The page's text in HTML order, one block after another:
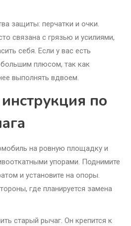
защиты: перчатки и очки.
связана с грязью и усилиями,
себя. Если у вас есть
плюсом, так как
выполнять вдвоем.
по
на ровную площадку и
упорами. Поднимите
и установите на опоры.
где планируется замена
старый рычаг. Он крепится к